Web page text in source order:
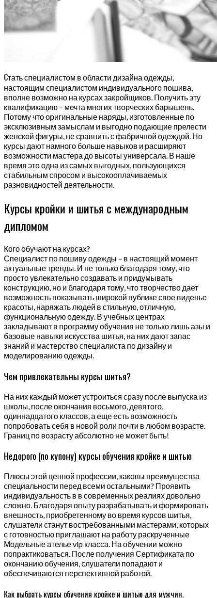
Стать специалистом в области дизайна одежды,
настоящим специалистом индивидуального пошива,
вполне возможно на курсах закройщиков. Получить эту
квалификацию – мечта многих творческих барышень.
Потому что оригинальные наряды, изготовленные по
эксклюзивным замыслам и выгодно подающие прелести
женской фигуры, не сравнить с фабричной одеждой. Но
курсы дают намного больше навыков и расширяют
возможности мастера до высоты универсала. В наше
время это одна из самых выгодных, пользующихся
стабильным спросом и высокооплачиваемых
разновидностей деятельности.
Курсы кройки и шитья с международным
дипломом
Кого обучают на курсах?
Специалист по пошиву одежды – в настоящий момент
актуальные тренды. И не только благодаря тому, что
просто увлекательно создавать и придумывать
конструкцию, но и благодаря тому, что творчество дает
возможность показывать широкой публике свое виденье
красоты, наряжать людей в стильную, отличную,
функциональную одежду. В учебных центрах
закладывают в программу обучения не только лишь азы и
базовые навыки искусства шитья, на них дают запас
знаний и мастерство специалиста по дизайну и
моделированию одежды.
Чем привлекательны курсы шитья?
На них каждый может устроиться сразу после выпуска из
школы, после окончания восьмого, девятого,
одиннадцатого классов, а еще есть возможность
попробовать себя в новой роли почти в любом возрасте.
Границ по возрасту абсолютно не может быть!
Недорого (по купону) курсы обучения кройке и шитью
Плюсы этой ценной профессии, каковы преимущества
специальности перед всеми остальными? Проявить
индивидуальность в в современных реалиях довольно
сложно. Благодаря опыту разрабатывать и формировать
внешность, приобретенному во время курсов шитья,
слушатели станут востребованными мастерами, которых
с готовностью приглашают на работу раскрученные
Модельные ателье vip класса. На обучении можно
попрактиковаться. После получения Сертификата по
окончанию обучения, слушатели попадают и
обеспечиваются перспективной работой.
Как выбрать курсы обучения кройке и шитью для мужчин.